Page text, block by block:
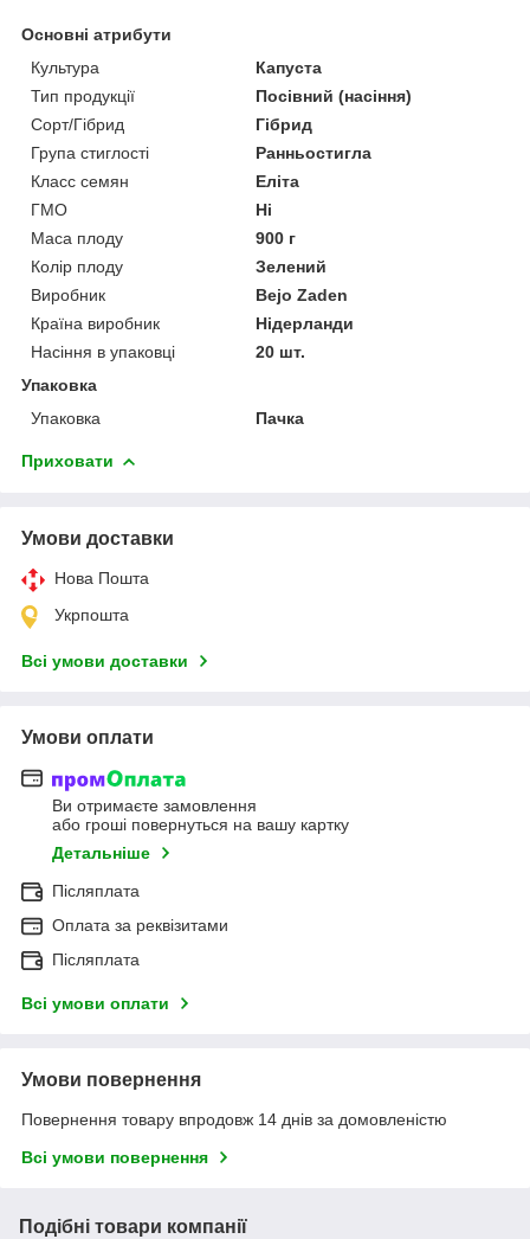
Основні атрибути
Культура
Капуста
Тип продукції
Посівний (насіння)
Сорт/Гібрид
Гібрид
Група стиглості
Ранньостигла
Класс семян
Еліта
ГМО
Ні
Маса плоду
900 г
Колір плоду
Зелений
Виробник
Bejo Zaden
Країна виробник
Нідерланди
Насіння в упаковці
20 шт.
Упаковка
Упаковка
Пачка
Приховати
Умови доставки
Нова Пошта
Укрпошта
Всі умови доставки
Умови оплати
Ви отримаєте замовлення
або гроші повернуться на вашу картку
Детальніше
Післяплата
Оплата за реквізитами
Післяплата
Всі умови оплати
Умови повернення
Повернення товару впродовж 14 днів за домовленістю
Всі умови повернення
Подібні товари компанії